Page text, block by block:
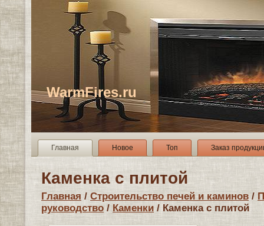
WarmFires.ru
Главная Новое Топ Заказ
Каменка с плитой
Главная / Строительство печей и каминов /
руководство / Каменки / Каменка с плитой